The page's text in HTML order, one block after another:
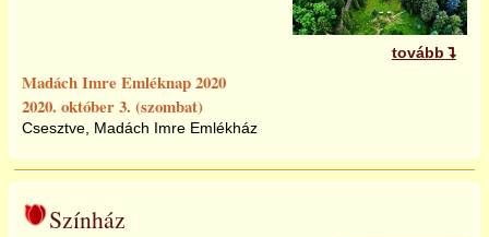
tovább
Madách Imre Emléknap 2020
2020. október 3. (szombat)
Csesztve, Madách Imre Emlékház
Színház